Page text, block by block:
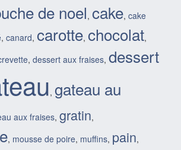
de noel, cake, cake
, canard, carotte, chocolat,
, dessert aux fraises, dessert
, gateau au
aux fraises, gratin,
, mousse de poire, muffins, pain,